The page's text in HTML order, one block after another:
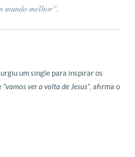
mundo melhor”.
um single para inspirar os
“vamos ver a volta de Jesus”, afirma o